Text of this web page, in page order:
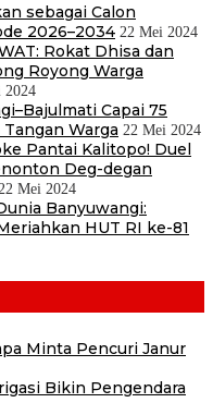
sebagai Calon
2026–2034 22 Mei 2024
Rokat Dhisa dan
Royong Warga
2024
Capai 75
Warga 22 Mei 2024
Pantai Kalitopo! Duel
Deg-degan
22 Mei 2024
Banyuwangi:
HUT RI ke-81
Minta Pencuri Janur
Bikin Pengendara